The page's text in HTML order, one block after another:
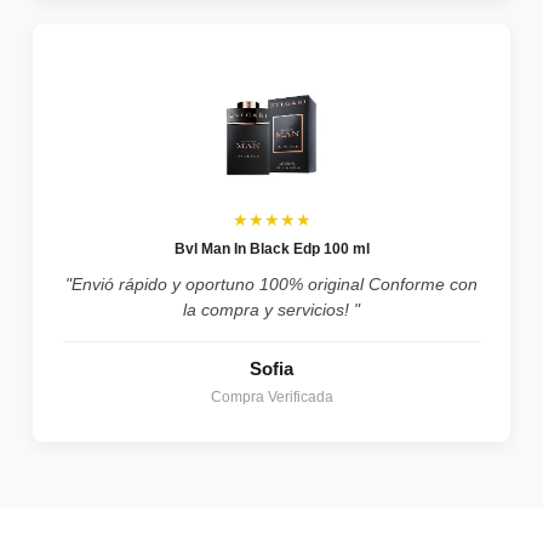
★★★★★
Bvl Man In Black Edp 100 ml
"Envió rápido y oportuno 100% original Conforme con
la compra y servicios! "
Sofia
Compra Verificada